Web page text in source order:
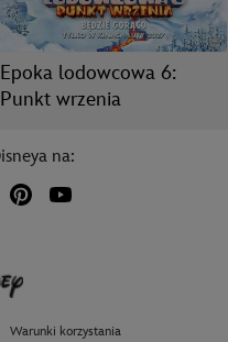
Epoka lodowcowa 6:
Punkt wrzenia
na:
Warunki korzystania